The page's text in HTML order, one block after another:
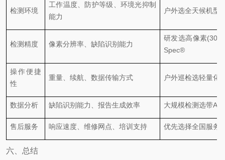
检测环境
工作温度、防护等级、环境光抑制
能力
户外选全天候机型
检测精度 像素分辨率、缺陷识别能力
研发选高像素(300
Spec®
操作便捷
性
重量、续航、数据传输方式 户外巡检选轻量化
数据分析 缺陷识别能力、报告生成效率 大规模检测选带AI
售后服务 响应速度、维修网点、培训支持 优先选择全国服务
六、总结